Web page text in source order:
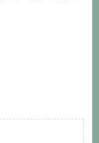
卻步，也可能原